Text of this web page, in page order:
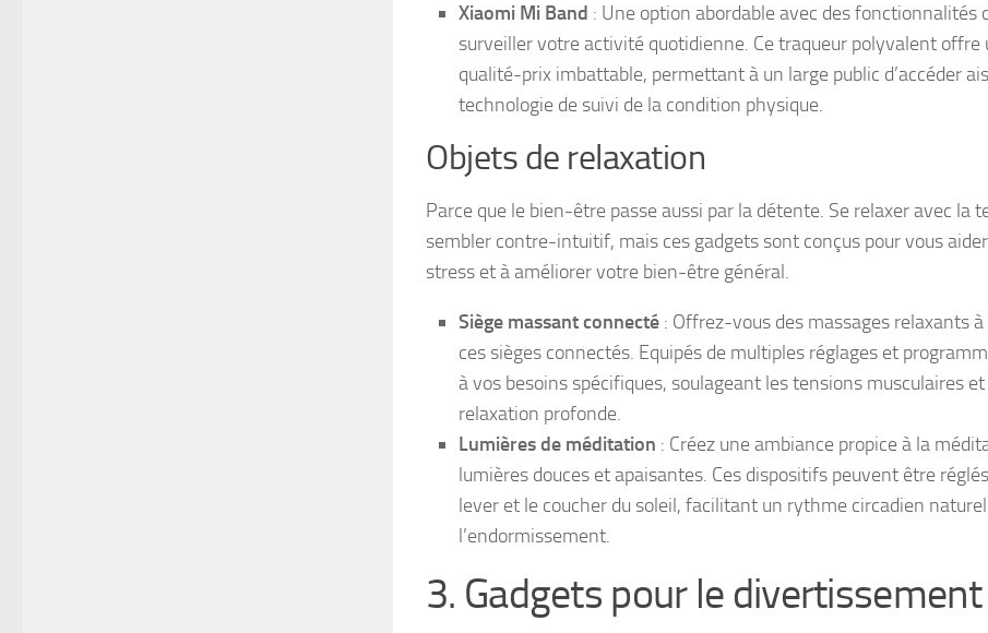
Xiaomi Mi Band : Une option abordable avec des fonctionnalités
surveiller votre activité quotidienne. Ce traqueur polyvalent offre
qualité-prix imbattable, permettant à un large public d’accéder
technologie de suivi de la condition physique.
Objets de relaxation
Parce que le bien-être passe aussi par la détente. Se relaxer avec la
sembler contre-intuitif, mais ces gadgets sont conçus pour vous
stress et à améliorer votre bien-être général.
Siège massant connecté : Offrez-vous des massages relaxants
ces sièges connectés. Equipés de multiples réglages et
à vos besoins spécifiques, soulageant les tensions musculaires
relaxation profonde.
Lumières de méditation : Créez une ambiance propice à la
lumières douces et apaisantes. Ces dispositifs peuvent être
lever et le coucher du soleil, facilitant un rythme circadien
l’endormissement.
3. Gadgets pour le divertissement